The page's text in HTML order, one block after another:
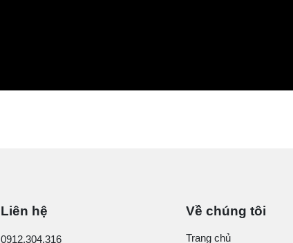
Liên hệ
0912.304.316
Về chúng tôi
Trang chủ